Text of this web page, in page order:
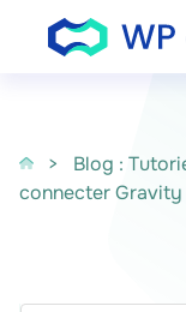
Passer au contenu
> Blog :
connecter